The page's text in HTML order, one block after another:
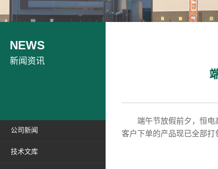
新闻资讯
NEWS
公司新闻
技术文库
端午节放假前夕，恒电高
客户下单的产品现已全部